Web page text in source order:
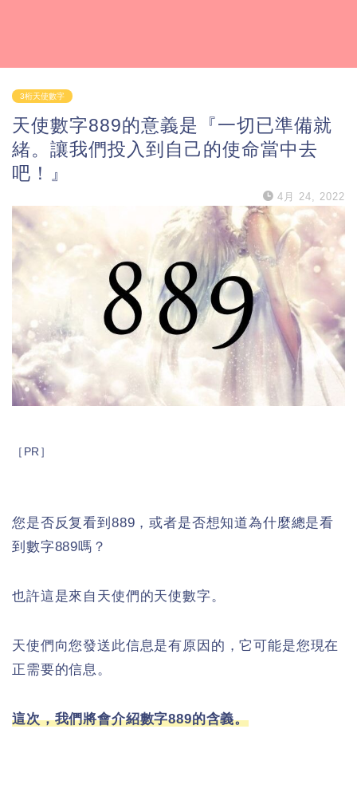
3桁天使數字
天使數字889的意義是『一切已準備就
緒。讓我們投入到自己的使命當中去
吧！』
4月 24, 2022
［PR］
您是否反复看到889，或者是否想知道為什麼總是看
到數字889嗎？
也許這是來自天使們的天使數字。
天使們向您發送此信息是有原因的，它可能是您現在
正需要的信息。
這次，我們將會介紹數字889的含義。